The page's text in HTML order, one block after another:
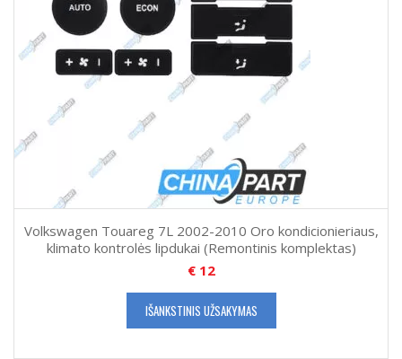
Volkswagen Touareg 7L 2002-2010 Oro kondicionieriaus,
klimato kontrolės lipdukai (Remontinis komplektas)
€12
IŠANKSTINIS UŽSAKYMAS